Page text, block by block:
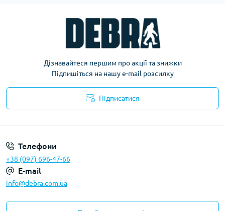
Дізнавайтеся першим про акції та знижки
Підпишіться на нашу e-mail розсилку
Підписатися
Телефони
+38 (097) 696-47-66
E-mail
info@debra.com.ua